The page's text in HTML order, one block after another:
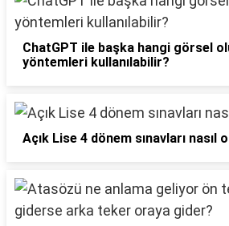
ChatGPT ile başka hangi görsel
yöntemleri kullanılabilir?
Açık Lise 4 dönem sınavları nasıl